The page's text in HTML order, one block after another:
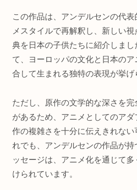
この作品は、アンデルセンの代
メスタイルで再解釈し、新しい
典を日本の子供たちに紹介しまし
て、ヨーロッパの文化と日本の
合して生まれる独特の表現が挙げ
ただし、原作の文学的な深さを
があるため、アニメとしてのア
作の複雑さを十分に伝えきれな
れでも、アンデルセンの作品が持
ッセージは、アニメ化を通じて
けられています。